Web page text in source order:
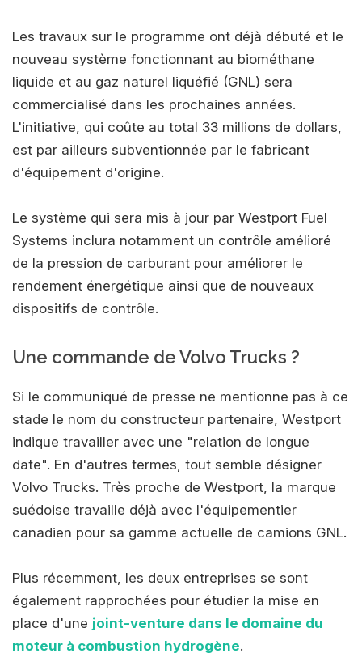
Les travaux sur le programme ont déjà débuté et le
nouveau système fonctionnant au biométhane
liquide et au gaz naturel liquéfié (GNL) sera
commercialisé dans les prochaines années.
L'initiative, qui coûte au total 33 millions de dollars,
est par ailleurs subventionnée par le fabricant
d'équipement d'origine.
Le système qui sera mis à jour par Westport Fuel
Systems inclura notamment un contrôle amélioré
de la pression de carburant pour améliorer le
rendement énergétique ainsi que de nouveaux
dispositifs de contrôle.
Une commande de Volvo Trucks ?
Si le communiqué de presse ne mentionne pas à ce
stade le nom du constructeur partenaire, Westport
indique travailler avec une "relation de longue
date". En d'autres termes, tout semble désigner
Volvo Trucks. Très proche de Westport, la marque
suédoise travaille déjà avec l'équipementier
canadien pour sa gamme actuelle de camions GNL.
Plus récemment, les deux entreprises se sont
également rapprochées pour étudier la mise en
place d'une joint-venture dans le domaine du
moteur à combustion hydrogène.